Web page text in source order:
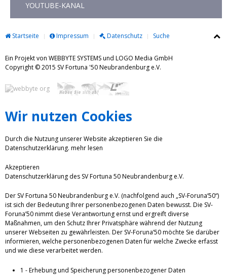
YOUTUBE-KANAL
Startseite Impressum Datenschutz Suche
Ein Projekt von WEBBYTE SYSTEMS und LOGO Media GmbH
Copyright © 2015 SV Fortuna '50 Neubrandenburg e.V.
Wir nutzen Cookies
Durch die Nutzung unserer Website akzeptieren Sie die
Datenschutzerklärung. mehr lesen
Akzeptieren
Datenschutzerklärung des SV Fortuna 50 Neubrandenburg e.V.
Der SV Fortuna 50 Neubrandenburg e.V. (nachfolgend auch „SV-Foruna‘50“)
ist sich der Bedeutung Ihrer personenbezogenen Daten bewusst. Die SV-
Foruna’50 nimmt diese Verantwortung ernst und ergreift diverse
Maßnahmen, um den Schutz Ihrer Privatsphäre während der Nutzung
unserer Webseiten zu gewährleisten. Der SV-Foruna’50 möchte Sie darüber
informieren, welche personenbezogenen Daten für welche Zwecke erfasst
und wie diese verarbeitet werden.
1 - Erhebung und Speicherung personenbezogener Daten